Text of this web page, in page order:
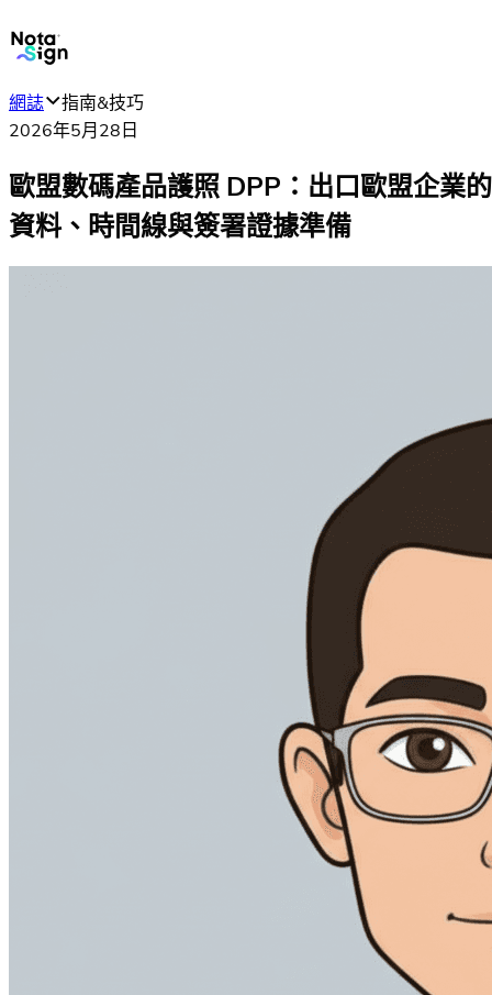
網誌
指南&技巧
2026年5月28日
歐盟數碼產品護照 DPP：出口歐盟企業的
資料、時間線與簽署證據準備